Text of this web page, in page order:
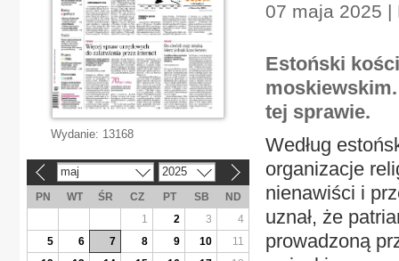
07 maja 2025
Estoński
tej sprawie.
Według
organizacje
nienawiści i
uznał, że
prowadzoną
Wydanie: 13168
maj 2025
PN WT ŚR CZ PT SB
ND
1
2 3
4
5
6 7 8 9 10
11